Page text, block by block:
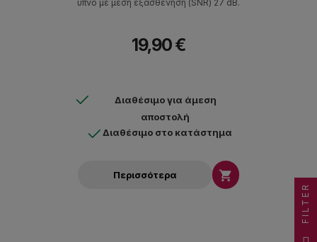
ύπνο με μέση εξασθένηση (SNR) 27 dB.
19,90 €
Διαθέσιμο για άμεση
αποστολή
Διαθέσιμο στο κατάστημα
Περισσότερα 
FILTER